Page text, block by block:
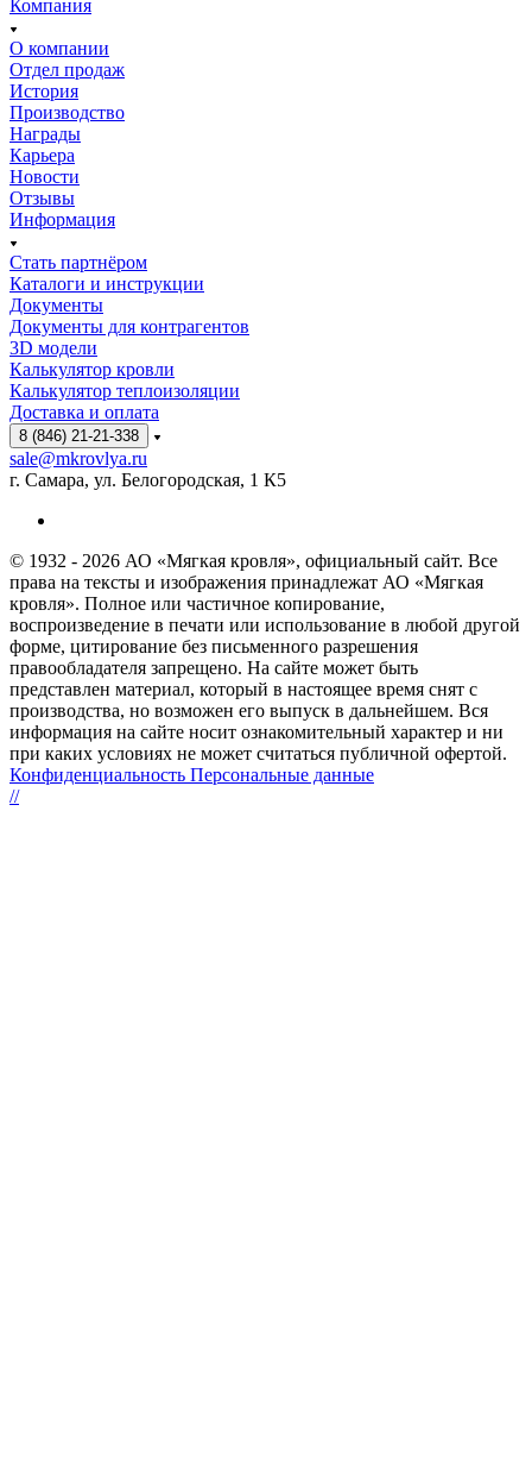
Компания
О компании
Отдел продаж
История
Производство
Награды
Карьера
Новости
Отзывы
Информация
Стать партнёром
Каталоги и инструкции
Документы
Документы для контрагентов
3D модели
Калькулятор кровли
Калькулятор теплоизоляции
Доставка и оплата
8 (846) 21-21-338
sale@mkrovlya.ru
г. Самара, ул. Белогородская, 1 К5
© 1932 - 2026 АО «Мягкая кровля», официальный сайт. Все
права на тексты и изображения принадлежат АО «Мягкая
кровля». Полное или частичное копирование,
воспроизведение в печати или использование в любой другой
форме, цитирование без письменного разрешения
правообладателя запрещено. На сайте может быть
представлен материал, который в настоящее время снят с
производства, но возможен его выпуск в дальнейшем. Вся
информация на сайте носит ознакомительный характер и ни
при каких условиях не может считаться публичной офертой.
Конфиденциальность Персональные данные
//